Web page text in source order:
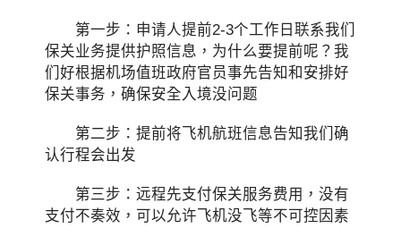
第一步：申请人提前2-3个工作日联系我们
保关业务提供护照信息，为什么要提前呢？我
们好根据机场值班政府官员事先告知和安排好
保关事务，确保安全入境没问题
第二步：提前将飞机航班信息告知我们确
认行程会出发
第三步：远程先支付保关服务费用，没有
支付不奏效，可以允许飞机没飞等不可控因素